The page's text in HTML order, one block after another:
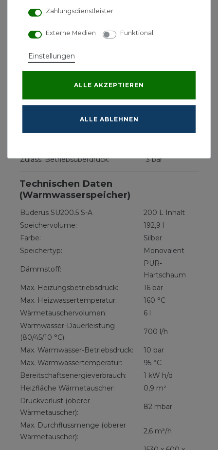
LAN- und Funkmodul:
Wärmeleistung (Voll-/Teillast) bei
Wärmeleistung (Voll-/Teillast) bei
80/60 C:
Abgastemperatur (Volllast) bei 50/30:
Abgastemperatur (Volllast) bei
64 °C
Verfügbarer Förderdruck:
CE-
Zuläss. Betriebsüberdruck:
3 bar
Technischen Daten
(Warmwasserspeicher)
Buderus SU200.5 S-A
200 L Inhalt
Speichervolume:
192,9 l
Farbe:
Silber
Speichertyp:
Monovalent
Dämmstoff:
PUR-
Hartschaum
Max. Heizungsbetriebsdruck:
16 bar
Max. Heizwassertemperatur:
160 °C
Wärmetauschervolumen:
6 l
Warmwasser-Dauerleistung
(80/45/10 °C):
700 l/h
Max. Warmwasser-Betriebsdruck:
10 bar
Max. Warmwassertemperatur:
95 °C
Bereitschaftsenergieverbrauch:
1 kW h/d
Heizfläche Wärmetauscher:
0,9 m²
Druckverlust (oberer
Wärmetauscher):
82 mbar
Max. Durchflussmenge (oberer
Wärmetauscher):
2,6 m³/h
Zahlungsdienstleister
Externe Medien Funktional
Einstellungen
ALLE AKZEPTIEREN
ALLE ABLEHNEN